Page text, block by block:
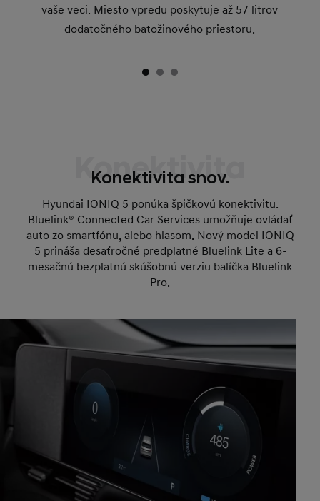
vaše veci. Miesto vpredu poskytuje až 57 litrov
dodatočného batožinového priestoru.
Konektivita
Konektivita snov.
Hyundai IONIQ 5 ponúka špičkovú konektivitu.
Bluelink® Connected Car Services umožňuje ovládať
auto zo smartfónu, alebo hlasom. Nový model IONIQ
5 prináša desaťročné predplatné Bluelink Lite a 6-
mesačnú bezplatnú skúšobnú verziu balíčka Bluelink
Pro.